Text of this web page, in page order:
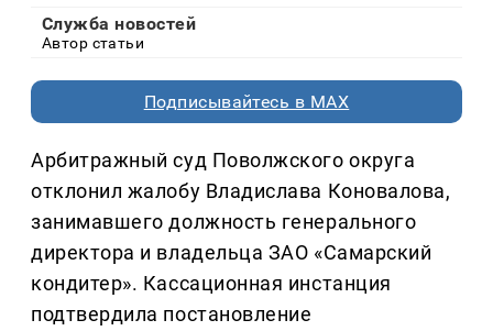
Служба новостей
Автор статьи
Подписывайтесь в MAX
Арбитражный суд Поволжского округа
отклонил жалобу Владислава Коновалова,
занимавшего должность генерального
директора и владельца ЗАО «Самарский
кондитер». Кассационная инстанция
подтвердила постановление